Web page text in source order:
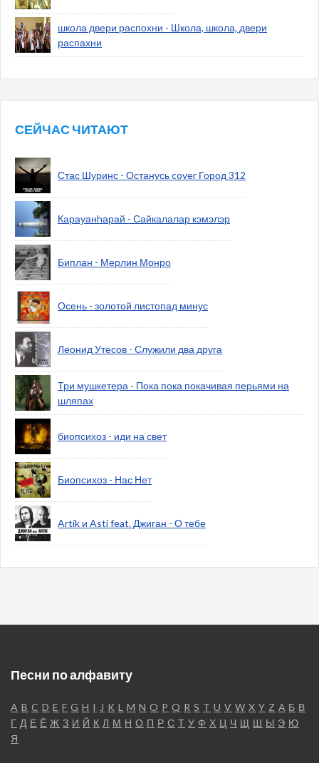
школа двери распохни - Школа, школа, двери
распахни
СЕЙЧАС ЧИТАЮТ
Стас Шуринс - Останусь cover Город 312
Карауанhарай - Сайкалалар кэмэлэр
Биплан - Мерлин Монро
Осень - золотой листопад минус
Леонид Утесов - Служили два друга
Три мушкетера - Пока пока покачивая перьями на
шляпах
биопсихоз - иди на свет
Биопсихоз - Нас Нет
Artik и Asti feat. Джиган - О тебе
Песни по алфавиту
A B C D E F G H I J K L M N O P Q R S T U V W X Y Z А Б В
Г Д Е Ё Ж З И Й К Л М Н О П Р С Т У Ф Х Ц Ч Щ Ш Ы Э Ю
Я